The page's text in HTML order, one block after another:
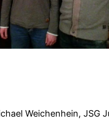
Weichenhein,